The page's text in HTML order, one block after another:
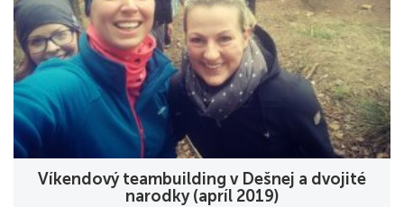
Víkendový teambuilding v Dešnej a dvojité
narodky (apríl 2019)